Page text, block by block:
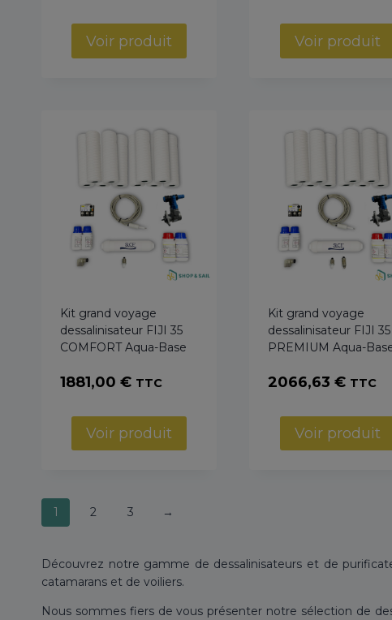
13492,72 €
à
Voir produit
prix :
Voir produit
Kit grand voyage
dessalinisateur FIJI 35
COMFORT Aqua-Base
1881,00 € TTC
Voir produit
Kit grand voyage
dessalinisateur FIJI 35
PREMIUM Aqua-
2066,63€ TTC
Voir produit
1 2 3 →
Découvrez notre gamme de dessalinisateurs et de
catamarans et de voiliers.
Nous sommes fiers de vous présenter notre sélection de